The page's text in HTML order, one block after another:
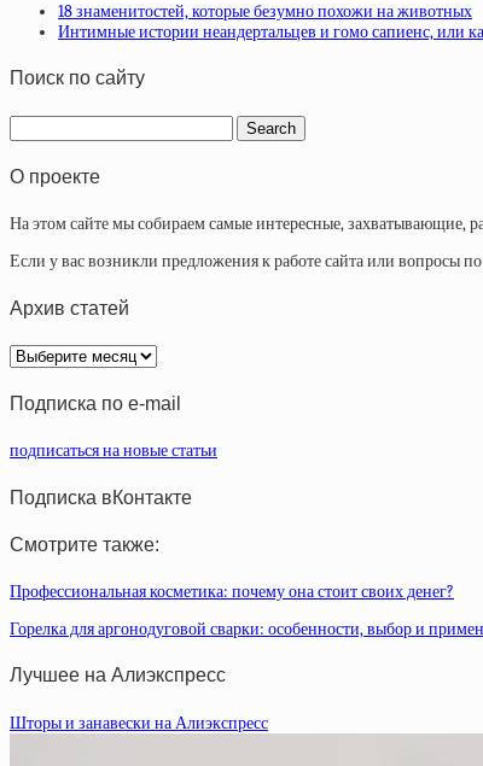
18 знаменитостей, которые безумно похожи на животных
Интимные истории неандертальцев и гомо сапиенс, или
Поиск по сайту
О проекте
На этом сайте мы собираем самые интересные, захватывающие,
Если у вас возникли предложения к работе сайта или вопросы
Архив статей
Архив
статей
Подписка по e-mail
подписаться на новые статьи
Подписка вКонтакте
Смотрите также:
Профессиональная косметика: почему она стоит своих денег?
Горелка для аргонодуговой сварки: особенности, выбор и
Лучшее на Алиэкспресс
Шторы и занавески на Алиэкспресс